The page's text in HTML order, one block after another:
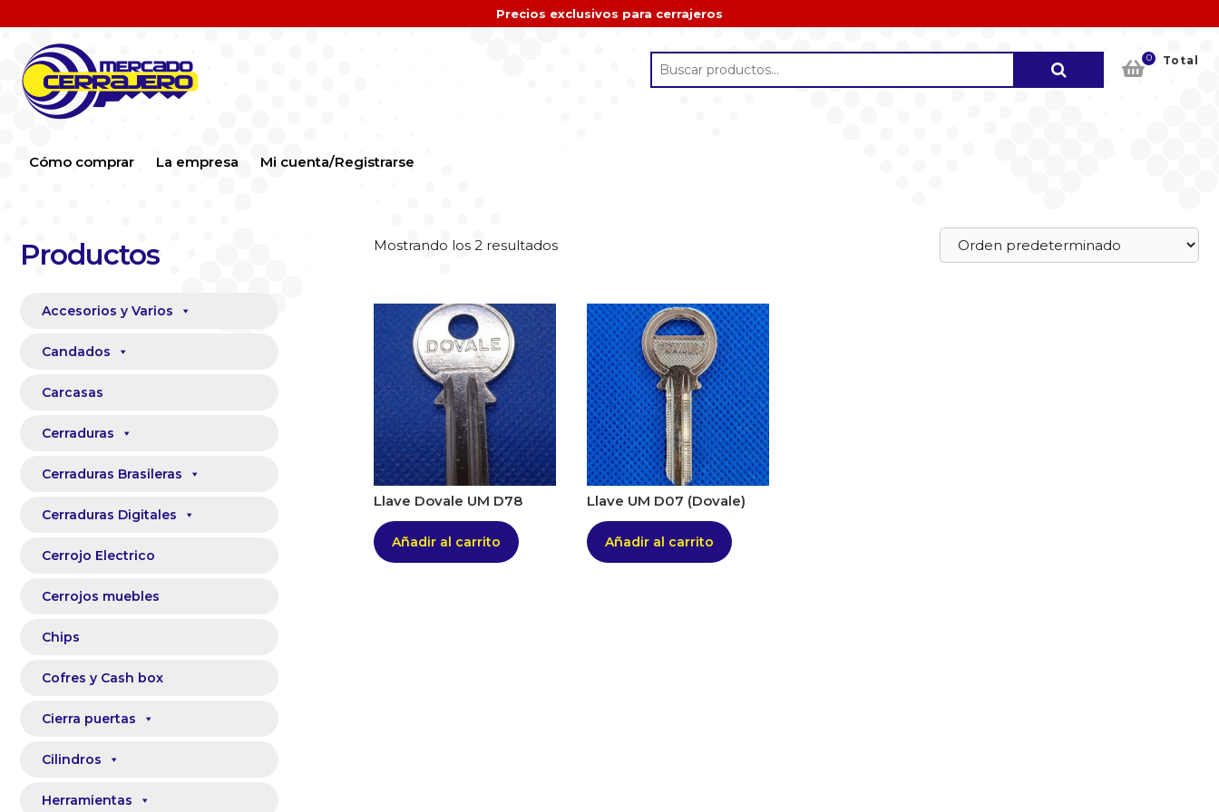
Precios exclusivos para cerrajeros
Buscar
0 Total
Cómo comprar La empresa Mi cuenta/Registrarse
Mostrando los 2 resultados
Llave Dovale UM D78
Añadir al carrito
Llave UM D07 (Dovale)
Añadir al carrito
Productos
Accesorios y Varios
Candados
Carcasas
Cerraduras
Cerraduras Brasileras
Cerraduras Digitales
Cerrojo Electrico
Cerrojos muebles
Chips
Cofres y Cash box
Cierra puertas
Cilindros
Herramientas